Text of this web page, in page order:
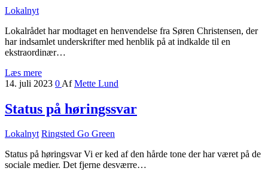
Lokalnyt
Lokalrådet har modtaget en henvendelse fra Søren Christensen, der
har indsamlet underskrifter med henblik på at indkalde til en
ekstraordinær…
Læs mere
14. juli 2023 0 Af Mette Lund
Status på høringssvar
Lokalnyt Ringsted Go Green
Status på høringsvar Vi er ked af den hårde tone der har været på de
sociale medier. Det fjerne desværre…